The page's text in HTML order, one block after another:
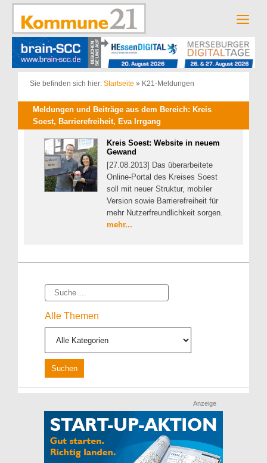
Zum
springen
Sie befinden sich hier: Startseite » K21-Meldungen
Meldungen und Beiträge aus dem Bereich: Kreis
Soest, Barrierefreiheit, Eva Irrgang
Kreis Soest: Website in neuem
Gewand
[27.08.2013] Das überarbeitete
Online-Portal des Kreises Soest
soll mit neuer Struktur, mobiler
Version sowie Barrierefreiheit für
mehr Nutzerfreundlichkeit sorgen.
mehr...
Suche
Alle Themen
Anzeige